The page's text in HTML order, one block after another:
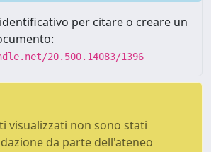
per citare o creare un
20.500.14083/1396
visualizzati non sono stati
da parte dell'ateneo